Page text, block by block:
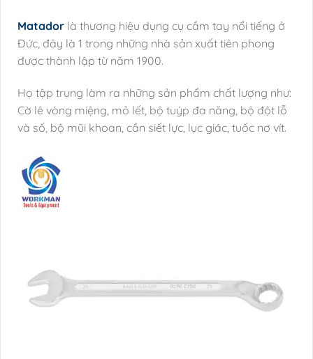
Matador là thương hiệu dụng cụ cầm tay nổi tiếng ở
Đức, đây là 1 trong những nhà sản xuất tiên phong
được thành lập từ năm 1900.
Họ tập trung làm ra những sản phẩm chất lượng như:
Cờ lê vòng miệng, mỏ lết, bộ tuýp đa năng, bộ đột lỗ
và số, bộ mũi khoan, cần siết lực, lục giác, tuốc nơ vít.